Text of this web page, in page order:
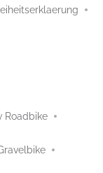
Roadbike